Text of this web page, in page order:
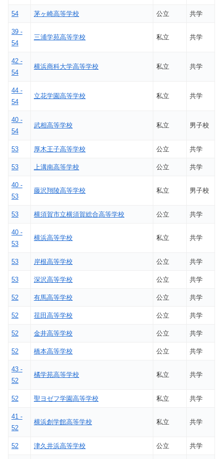
54 茅ヶ崎高等学校 公立 共学
39 -
54
三浦学苑高等学校 私立 共学
42 -
54
横浜商科大学高等学校 私立 共学
44 -
54
立花学園高等学校 私立 共学
40 -
54
武相高等学校 私立 男子校
53 厚木王子高等学校 公立 共学
53 上溝南高等学校 公立 共学
40 -
53
藤沢翔陵高等学校 私立 男子校
53 横須賀市立横須賀総合高等学校 公立 共学
40 -
53
横浜高等学校 私立 共学
53 岸根高等学校 公立 共学
53 深沢高等学校 公立 共学
52 有馬高等学校 公立 共学
52 荏田高等学校 公立 共学
52 金井高等学校 公立 共学
52 橋本高等学校 公立 共学
43 -
52
橘学苑高等学校 私立 共学
52 聖ヨゼフ学園高等学校 私立 共学
41 -
52
横浜創学館高等学校 私立 共学
52 津久井浜高等学校 公立 共学